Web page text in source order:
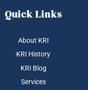
Quick Links
About KRI
KRI History
KRI Blog
Services